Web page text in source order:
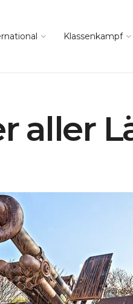
Klassenkampf
aller